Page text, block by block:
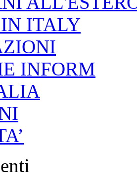
ITALY
INFORM